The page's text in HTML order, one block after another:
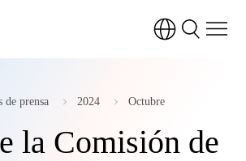
de prensa 2024 Octubre
la Comisión de